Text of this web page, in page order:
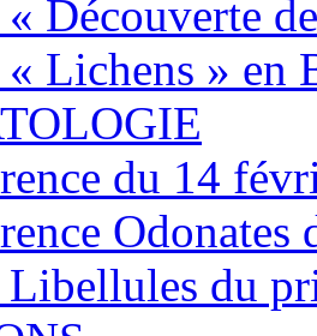
Découverte
Lichens » en
du 14
Libellules du